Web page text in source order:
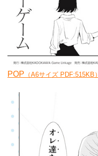
POP （A6サイズ PDF:515KB）